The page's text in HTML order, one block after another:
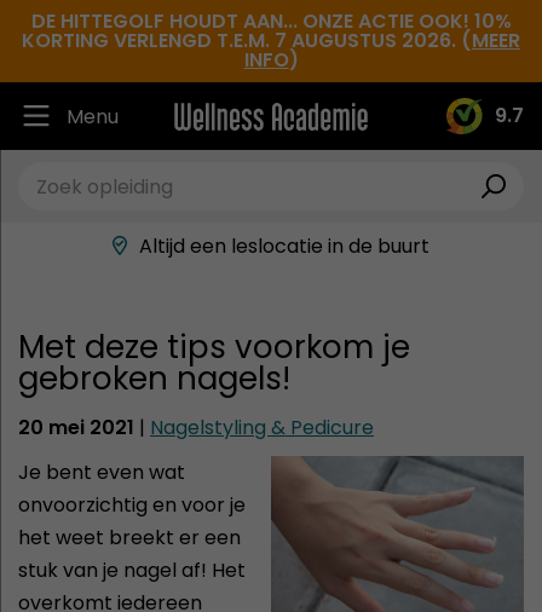
DE HITTEGOLF HOUDT AAN... ONZE ACTIE OOK! 10%
KORTING VERLENGD T.E.M. 7 AUGUSTUS 2026. (MEER
INFO)
9.7
Menu
Ruim 30.000 tevreden studenten
Beste docenten in de branche
Altijd een leslocatie in de buurt
Met deze tips voorkom je
gebroken nagels!
20 mei 2021 | Nagelstyling & Pedicure
Je bent even wat
onvoorzichtig en voor je
het weet breekt er een
stuk van je nagel af! Het
overkomt iedereen